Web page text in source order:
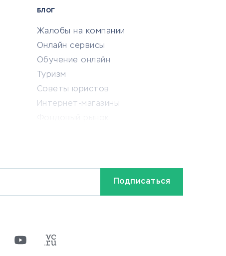
БЛОГ
Жалобы на компании
Онлайн сервисы
Обучение онлайн
Туризм
Советы юристов
Интернет-магазины